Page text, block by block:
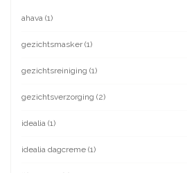
ahava (1)
gezichtsmasker(1)
gezichtsreiniging (1)
gezichtsverzorging (2)
idealia (1)
idealia dagcreme (1)